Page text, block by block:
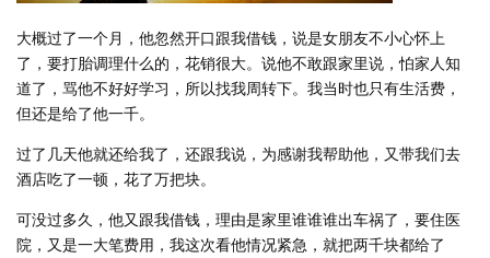
大概过了一个月，他忽然开口跟我借钱，说是女朋友不小心怀上
了，要打胎调理什么的，花销很大。说他不敢跟家里说，怕家人知
道了，骂他不好好学习，所以找我周转下。我当时也只有生活费，
但还是给了他一千。
过了几天他就还给我了，还跟我说，为感谢我帮助他，又带我们去
酒店吃了一顿，花了万把块。
可没过多久，他又跟我借钱，理由是家里谁谁谁出车祸了，要住医
院，又是一大笔费用，我这次看他情况紧急，就把两千块都给了